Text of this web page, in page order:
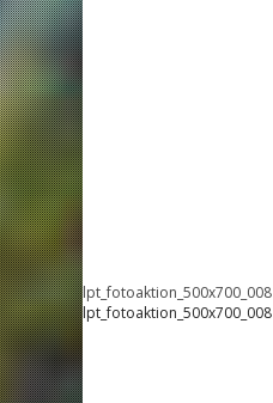
lpt_fotoaktion_500x700_008
lpt_fotoaktion_500x700_008